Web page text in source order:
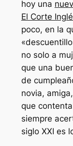
hoy una
El Corte
poco, en la
no solo a
que una
de
novia,
que
siempre
siglo XXI es